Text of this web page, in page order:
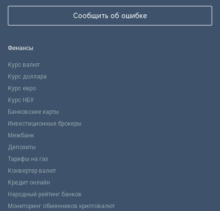
Сообщить об ошибке
Финансы
Курс валют
Курс доллара
Курс евро
Курс НБУ
Банковские карты
Инвестиционные брокеры
Межбанк
Депозиты
Тарифы на газ
Конвертер валют
Кредит онлайн
Народный рейтинг банков
Мониторинг обменников криптовалют